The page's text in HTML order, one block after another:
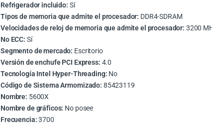
Refrigerador incluido: Sí
Tipos de memoria que admite el procesador: DDR4-SDRAM
Velocidades de reloj de memoria que admite el procesador: 3200
No ECC: Sí
Segmento de mercado: Escritorio
Versión de enchufe PCI Express: 4.0
Tecnología Intel Hyper-Threading: No
Código de Sistema Armomizado: 85423119
Nombre: 5600X
Nombre de gráficos: No posee
Frecuencia:3700